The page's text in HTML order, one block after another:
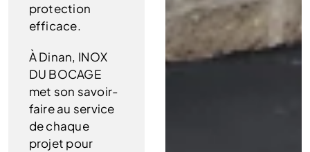
protection
efficace.
À Dinan, INOX
DU BOCAGE
met son savoir-
faire au service
de chaque
projet pour